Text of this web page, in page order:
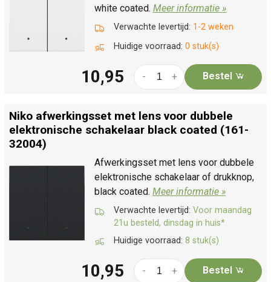
white coated. Meer informatie »
Verwachte levertijd: 1-2 weken
Huidige voorraad: 0 stuk(s)
10,95 +
- Bestel
Niko afwerkingsset met lens voor dubbele
elektronische schakelaar black coated (161-
32004)
Afwerkingsset met lens voor dubbele
elektronische schakelaar of drukknop,
black coated. Meer informatie »
Verwachte levertijd: Voor maandag
21u besteld, dinsdag in huis*
Huidige voorraad: 8 stuk(s)
10,95 +
- Bestel